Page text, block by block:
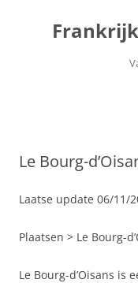
inhoud
Le Bourg-
Laatse update 06/11/
Plaatsen > Le Bourg-
Le Bourg-d’Oisans is